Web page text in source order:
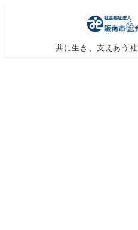
共に生き、支えあう